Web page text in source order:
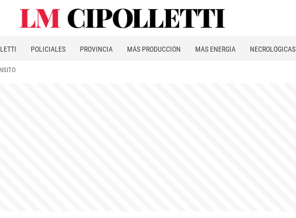
POLICIALES PROVINCIA MÁS PRODUCCIÓN MÁS ENERGÍA NECROLÓGICAS